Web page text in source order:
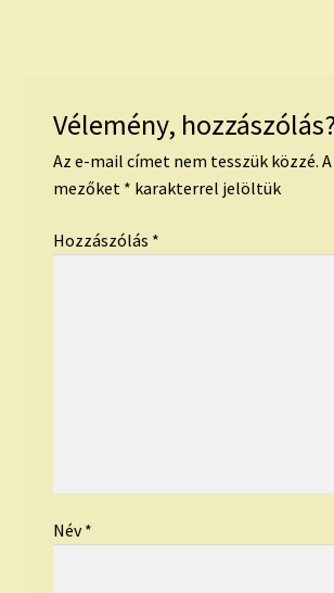
Vélemény,
Az e-mail címet nem tesszük közzé.
mezőket * karakterrel jelöltük
Hozzászólás *
Név*